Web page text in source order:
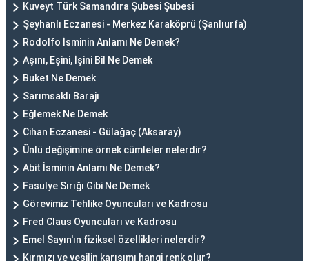
Kuveyt Türk Samandıra Şubesi Şubesi
Şeyhanlı Eczanesi - Merkez Karaköprü (Şanlıurfa)
Rodolfo İsminin Anlamı Ne Demek?
Aşını, Eşini, İşini Bil Ne Demek
Buket Ne Demek
Sarımsaklı Barajı
Eğlemek Ne Demek
Cihan Eczanesi - Gülağaç (Aksaray)
Ünlü değişimine örnek cümleler nelerdir?
Abit İsminin Anlamı Ne Demek?
Fasulye Sırığı Gibi Ne Demek
Görevimiz Tehlike Oyuncuları ve Kadrosu
Fred Claus Oyuncuları ve Kadrosu
Emel Sayın'ın fiziksel özellikleri nelerdir?
Kırmızı ve yeşilin karışımı hangi renk olur?